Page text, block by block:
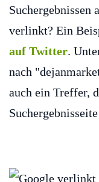
Suchergebnissen
verlinkt? Ein
auf Twitter.
nach
auch ein Treffer,